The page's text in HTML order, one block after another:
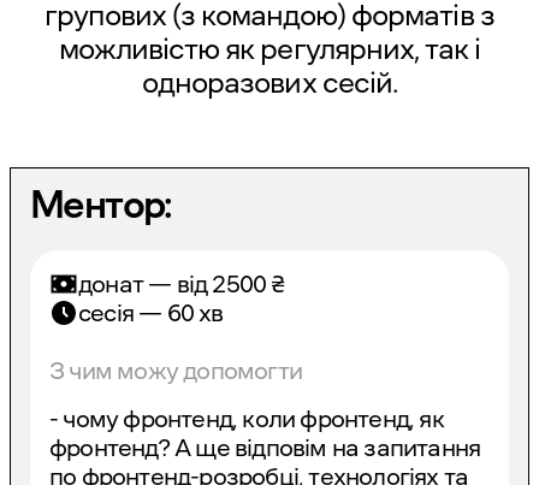
групових (з командою) форматів з
можливістю як регулярних, так і
одноразових сесій.
Ментор:
донат — від 2500 ₴
сесія — 60 хв
З чим можу допомогти
- чому фронтенд, коли фронтенд, як
фронтенд? А ще відповім на запитання
по фронтенд-розробці, технологіях та